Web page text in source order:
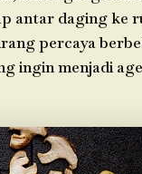
antar daging ke
percaya
ingin menjadi